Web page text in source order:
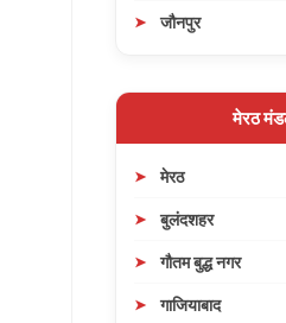
जौनपुर
मेरठ
मेरठ
बुलंदशहर
गौतम बुद्ध नगर
गाजियाबाद